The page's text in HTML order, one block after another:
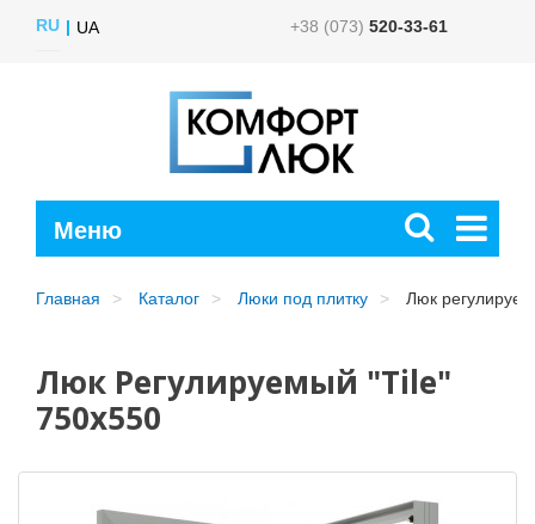
RU UA +38 (073) 520-33-61
Главная Каталог Люки под плитку Люк
Люк Регулируемый "Tile"
750x550